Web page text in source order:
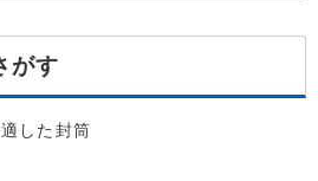
がす
した封筒